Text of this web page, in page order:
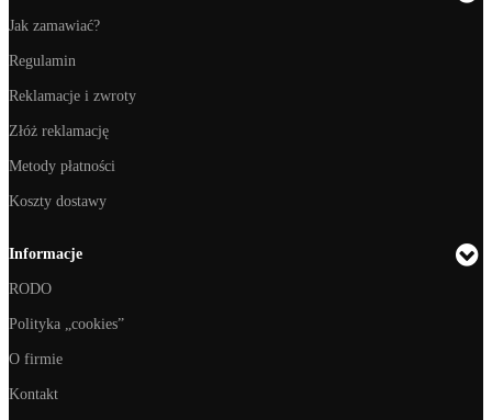
Jak zamawiać?
Regulamin
Reklamacje i zwroty
Złóż reklamację
Metody płatności
Koszty dostawy
Informacje
RODO
Polityka „cookies”
O firmie
Kontakt